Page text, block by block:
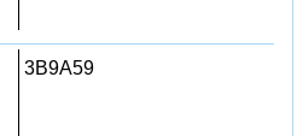
3B9A59